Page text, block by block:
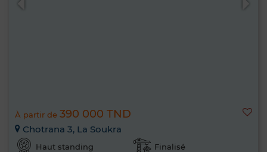
À partir de 390 000 TND
Chotrana 3, La Soukra
Haut standing Finalisé